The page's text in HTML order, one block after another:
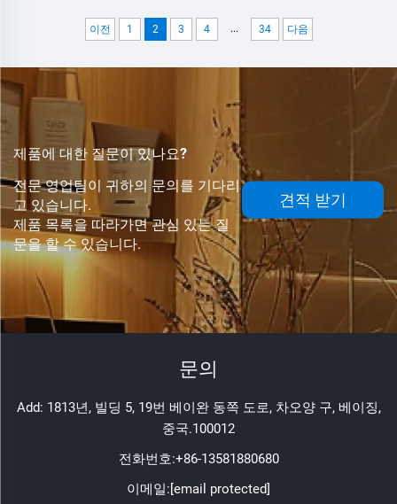
이전 1 2 3 4 ... 34 다음
제품에 대한 질문이 있나요?
전문 영업팀이 귀하의 문의를 기다리
고 있습니다.
제품 목록을 따라가면 관심 있는 질
문을 할 수 있습니다.
견적 받기
문의
Add: 1813년, 빌딩 5, 19번 베이완 동쪽 도로, 차오양 구, 베이징,
중국.100012
전화번호:+86-13581880680
이메일:[email protected]